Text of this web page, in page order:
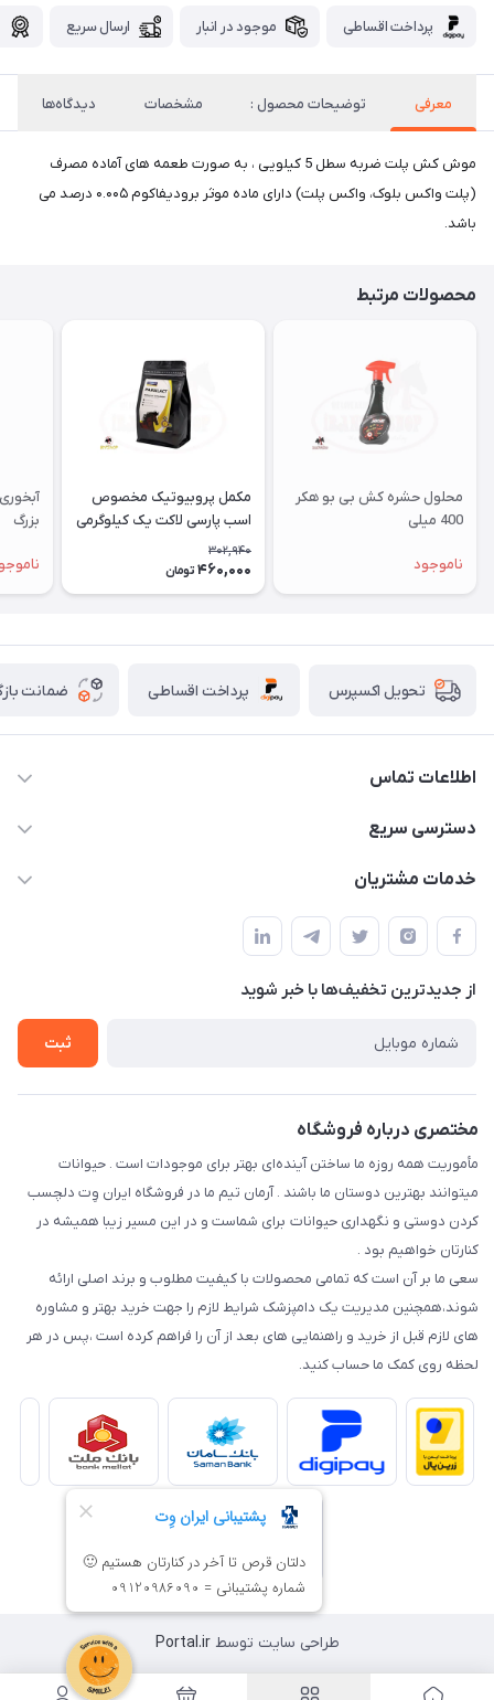
پرداخت اقساطی موجود در انبار ارسال سریع
معرفی توضیحات محصول : مشخصات دیدگاه‌ها
موش کش پلت ضربه سطل 5 کیلویی ، به صورت طعمه های آماده مصرف
(پلت واکس بلوک، واکس پلت) دارای ماده موثر بروديفاکوم ۰.۰۰۵ درصد می
باشد.
محصولات مرتبط
محلول حشره کش بی بو هکر
400 میلی
ناموجود
مکمل پروبیوتیک مخصوص
اسب پارسی لاکت یک کیلوگرمی
302,940
460,000 تومان
بزرگ
تحویل اکسپرس پرداخت اقساطی ضمانت
اطلاعات تماس
07154503736-09120986090
دسترسی سریع
حساب کاربری
درباره ما
تماس با ما
خدمات مشتریان
قوانین و مقررات
حفظ حریم شخصی
سوالات متداول
شرایط ارسال رایگان
از جدید‌ترین تخفیف‌ها با‌ خبر شوید
ثبت
مختصری درباره فروشگاه
مأموریت همه روزه ما ساختن آینده‌ای بهتر برای موجودات است . حیوانات
میتوانند بهترین دوستان ما باشند . آرمان تیم ما در فروشگاه ایران وِت دلچسب
کردن دوستی و نگهداری حیوانات برای شماست و در این مسیر زیبا همیشه در
کنارتان خواهیم بود .
سعی ما بر آن است که تمامی محصولات با کیفیت مطلوب و برند اصلی ارائه
شوند،همچنین مدیریت یک دامپزشک شرایط لازم را جهت خرید بهتر و مشاوره
های لازم قبل از خرید و راهنمایی های بعد از آن را فراهم کرده است ،پس در هر
لحظه روی کمک ما حساب کنید.
طراحی سایت توسطPortal.ir